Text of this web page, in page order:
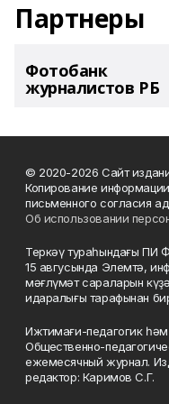
Партнеры
Фотобанк
журналистов РБ
© 2020-2026 Сайт
Копирование
письменного согласия
Об использовании
Теркәү тураһындағы ПИ
15 авгусында Элемтә,
мәғлүмәт сараларын
идаралығы тарафынан
Ижтимағи-педагогик
Общественно-
ежемесячный журнал.
редактор: Каримов С.Г.